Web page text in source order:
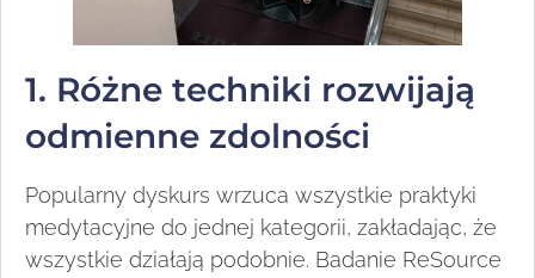
1. Różne techniki rozwijają
odmienne zdolności
Popularny dyskurs wrzuca wszystkie praktyki
medytacyjne do jednej kategorii, zakładając, że
wszystkie działają podobnie. Badanie ReSource